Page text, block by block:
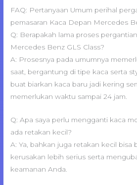
FAQ: Pertanyaan Umum perihal
pemasaran Kaca Depan Mercedes
Q: Berapakah lama proses
Mercedes Benz GLS Class?
A: Prosesnya pada umumnya
saat, bergantung di tipe kaca serta
buat biarkan kaca baru jadi kering
memerlukan waktu sampai 24 jam.
Q: Apa saya perlu mengganti kaca
ada retakan kecil?
A: Ya, bahkan juga retakan kecil bisa
kerusakan lebih serius serta
keamanan Anda.